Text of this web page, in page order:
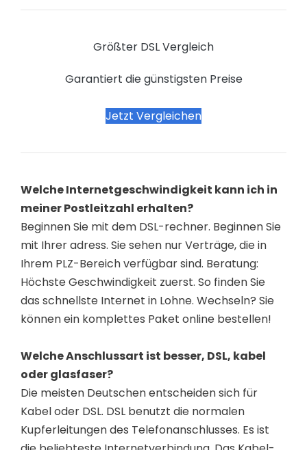
Größter DSL Vergleich
Garantiert die günstigsten Preise
Jetzt Vergleichen
Welche Internetgeschwindigkeit kann ich in
meiner Postleitzahl erhalten?
Beginnen Sie mit dem DSL-rechner. Beginnen Sie
mit Ihrer adress. Sie sehen nur Verträge, die in
Ihrem PLZ-Bereich verfügbar sind. Beratung:
Höchste Geschwindigkeit zuerst. So finden Sie
das schnellste Internet in Lohne. Wechseln? Sie
können ein komplettes Paket online bestellen!
Welche Anschlussart ist besser, DSL, kabel
oder glasfaser?
Die meisten Deutschen entscheiden sich für
Kabel oder DSL. DSL benutzt die normalen
Kupferleitungen des Telefonanschlusses. Es ist